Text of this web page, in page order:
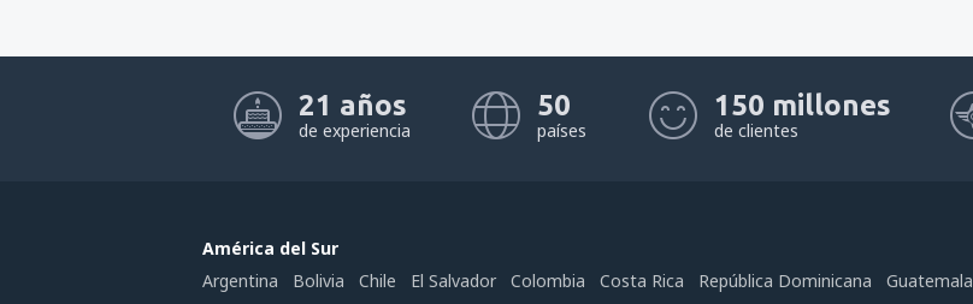
21 años
de experiencia
50
países
150 millones
de clientes
América del Sur
Argentina
Bolivia Chile El Salvador Colombia Costa Rica República Dominicana Guatemala